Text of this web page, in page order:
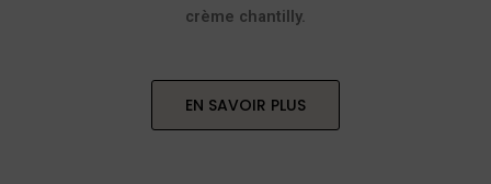
crème chantilly.
EN SAVOIR PLUS